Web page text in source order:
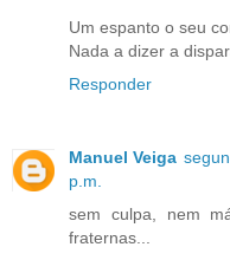
Um espanto o seu
Nada a dizer a
Responder
Manuel Veiga
p.m.
sem culpa, nem
fraternas...